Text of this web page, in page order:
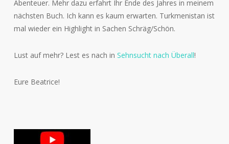
Abenteuer. Mehr dazu erfahrt Ihr Ende des Jahres in meinem
nächsten Buch. Ich kann es kaum erwarten. Turkmenistan ist
mal wieder ein Highlight in Sachen Schräg/Schön.
Lust auf mehr? Lest es nach in Sehnsucht nach Überall!
Eure Beatrice!